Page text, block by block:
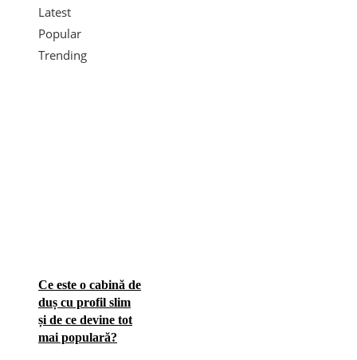
Latest
Popular
Trending
Ce este o cabină de
duș cu profil slim
și de ce devine tot
mai populară?